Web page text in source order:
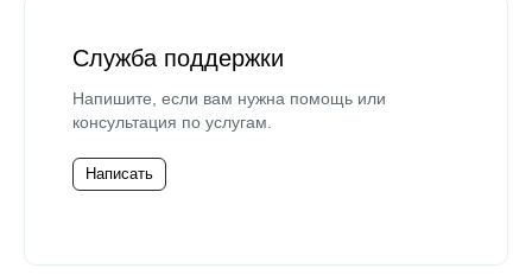
Служба поддержки
Напишите, если вам нужна помощь или
консультация по услугам.
Написать